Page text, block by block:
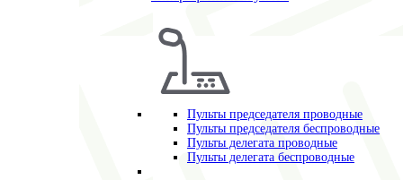
Пульты председателя проводные
Пульты председателя беспроводные
Пульты делегата проводные
Пульты делегата беспроводные